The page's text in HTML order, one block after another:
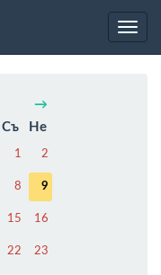
→
Съ Не
1 2
8 9
15 16
22 23